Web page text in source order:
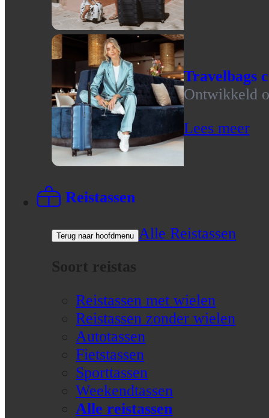
Travelbags
Ontwikkeld
Lees meer
Reistassen
Terug naar hoofdmenu
Alle Reistassen
Soort reistas
Reistassen met wielen
Reistassen zonder wielen
Autotassen
Fietstassen
Sporttassen
Weekendtassen
Alle reistassen